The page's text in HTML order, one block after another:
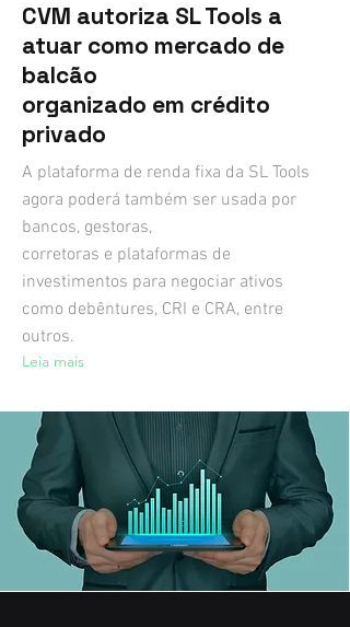
CVM autoriza SL Tools a
atuar como mercado de
balcão
organizado em crédito
privado
A plataforma de renda fixa da SL Tools
agora poderá também ser usada por
bancos, gestoras,
corretoras e plataformas de
investimentos para negociar ativos
como debêntures, CRI e CRA, entre
outros.
Leia mais